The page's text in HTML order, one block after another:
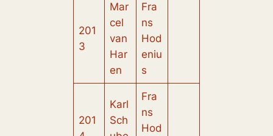
201
3
Mar
cel
van
Har
en
Fra
ns
Hod
eniu
s
201
Karl
Sch
Fra
ns
Hod